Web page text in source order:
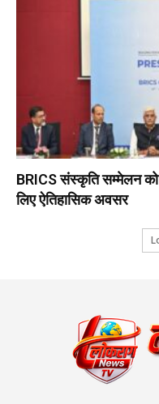
BRICS संस्कृति सम्मेलन
लिए ऐतिहासिक अवसर